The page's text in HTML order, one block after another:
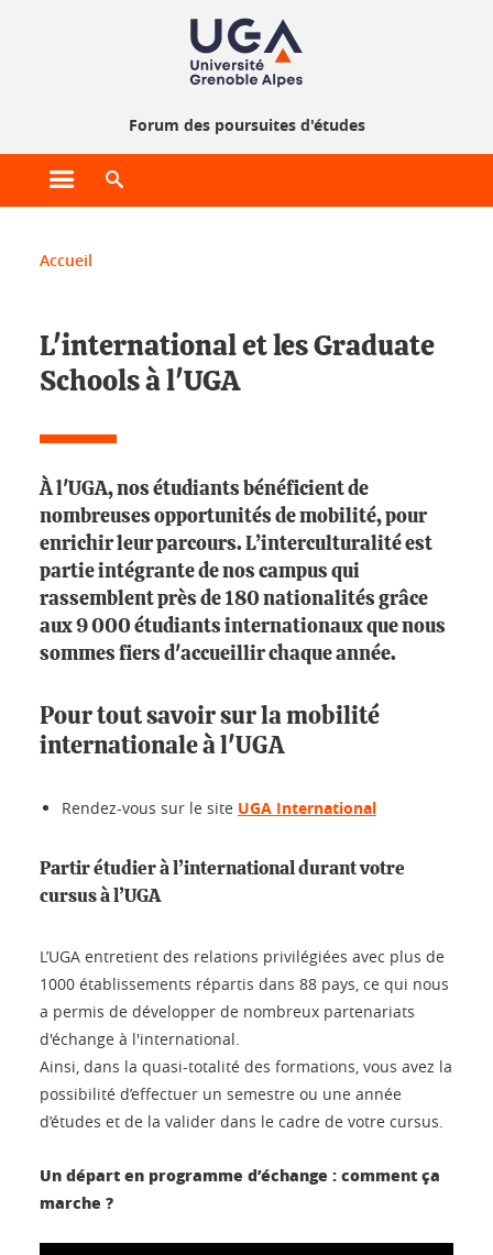
Forum des poursuites d'études
Ouvrir le menu principal
Vous êtes ici :
Accueil
L'international et les Graduate
Schools à l'UGA
À l'UGA, nos étudiants bénéficient de
nombreuses opportunités de mobilité, pour
enrichir leur parcours. L’interculturalité est
partie intégrante de nos campus qui
rassemblent près de 180 nationalités grâce
aux 9 000 étudiants internationaux que nous
sommes fiers d'accueillir chaque année.
Pour tout savoir sur la mobilité
internationale à l'UGA
Rendez-vous sur le site UGA International
Partir étudier à l’international durant votre
cursus à l’UGA
L’UGA entretient des relations privilégiées avec plus de
1000 établissements répartis dans 88 pays, ce qui nous
a permis de développer de nombreux partenariats
d'échange à l'international.
Ainsi, dans la quasi-totalité des formations, vous avez la
possibilité d’effectuer un semestre ou une année
d’études et de la valider dans le cadre de votre cursus.
Un départ en programme d’échange : comment ça
marche ?